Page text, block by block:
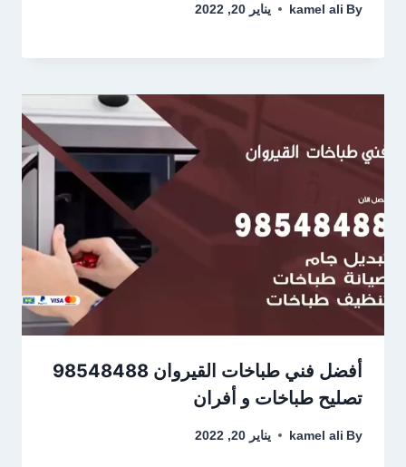
By
kamel ali يناير 20, 2022
أفضل فني طباخات القيروان 98548488
تصليح طباخات و أفران
By
kamel ali يناير 20, 2022